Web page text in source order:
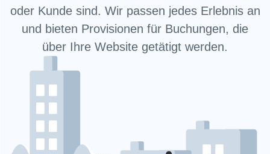
oder Kunde sind. Wir passen jedes Erlebnis an
und bieten Provisionen für Buchungen, die
über Ihre Website getätigt werden.